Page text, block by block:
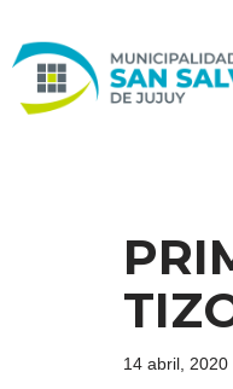
Ir
al
14 abril, 2020